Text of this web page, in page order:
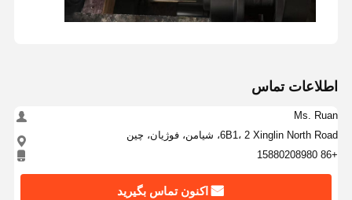
اطلاعات تماس
Ms. Ruan
6B1، 2 Xinglin North Road، شیامن، فوژیان، چین
+86 15880208980
اکنون تماس بگیرید